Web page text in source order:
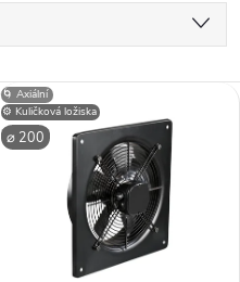
⚙️ Kuličková ložiska
⌀ 200
🌀 Axiální